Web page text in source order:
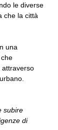
le diverse
che la città
una
che
attraverso
subire
di